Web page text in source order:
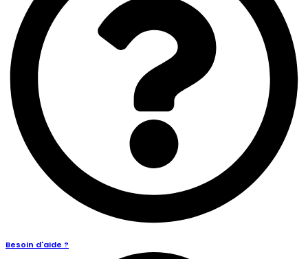
Besoin d'aide ?